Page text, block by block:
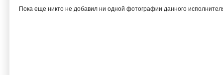
Пока еще никто не добавил ни одной фотографии данного